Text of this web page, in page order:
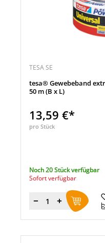
TESA SE
tesa® Gewebeband
50 m (B x L)
13,59 €*
pro Stück
Noch 20 Stück verfügbar
Sofort verfügbar
Menge